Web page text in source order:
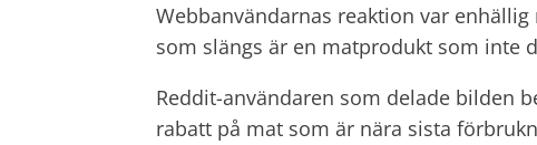
Webbanvändarnas reaktion var
som slängs är en matprodukt som inte
Reddit-användaren som delade bilden
rabatt på mat som är nära sista